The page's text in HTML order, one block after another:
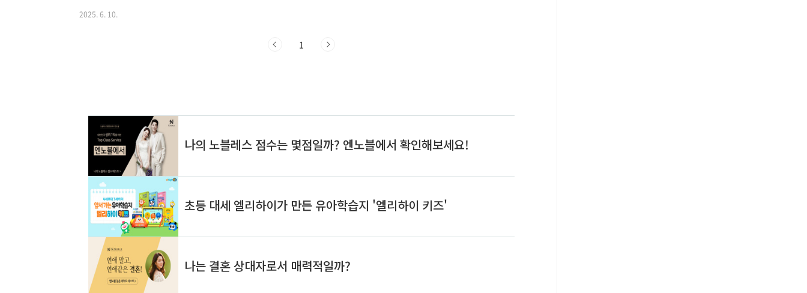
드라마 같은 현실 법정을 이해하는 데 도움이 되길 바랍니다.1. 즉흥적인 증인 출두와 극적인 증
로 판세를 뒤집는 장면이 자주 나옵니다. 하지만 현실 법정은 다릅니다. 증인은 미리 신청하고 채택
2025. 6. 10.
1